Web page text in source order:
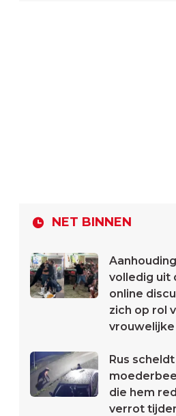
NET BINNEN
volledig uit
online
zich op rol
Rus scheldt
die hem
verrot